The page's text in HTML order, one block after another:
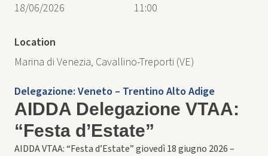
Delegazione:Veneto – Trentino Alto Adige
AIDDA Delegazione VTAA:
“Festa d’Estate”
AIDDA VTAA: “Festa d’Estate” giovedì 18 giugno 2026 –
18/06/2026
11:00
Location
Marina di Venezia, Cavallino-Treporti (VE)